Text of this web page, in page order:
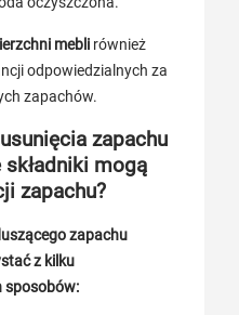
mebli również
odpowiedzialnych za
zapachów.
zapachu
mogą
zapachu?
zapachu
z kilku
sposobów: